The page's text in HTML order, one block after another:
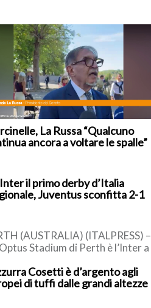
La Russa “Qualcuno
ancora a voltare le spalle”
il primo derby d’Italia
Juventus sconfitta 2-1
(AUSTRALIA) (ITALPRESS) –
Stadium di Perth è l’Inter a
Nell’amichevole
[…]
Cosetti è d’argento agli
di tuffi dalle grandi altezze